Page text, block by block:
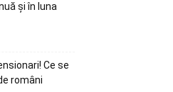
și în luna
Ce se
români